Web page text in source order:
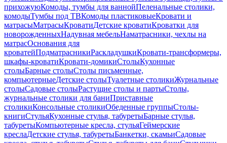
прихожуюКомоды, тумбы для ваннойПеленальные столики,
комодыТумбы под ТВКомоды пластиковыеКровати и
матрасыМатрасыКроватиДетские кроватиКроватки для
новорожденныхНадувная мебельНаматрасники, чехлы на
матрасОснования для
кроватейПодматрасникиРаскладушкиКровати-трансформеры,
шкафы-кроватиКровати-домикиСтолыКухонные
столыБарные столыСтолы письменные,
компьютерныеДетские столыТуалетные столикиЖурнальные
столыСадовые столыРастущие столы и партыСтолы,
журнальные столики для баниПриставные
столикиКонсольные столикиОбеденные группыСтолы-
книгиСтульяКухонные стулья, табуретыБарные стулья,
табуретыКомпьютерные кресла, стульяГеймерские
креслаДетские стулья, табуретыБанкетки, скамьиСадовые